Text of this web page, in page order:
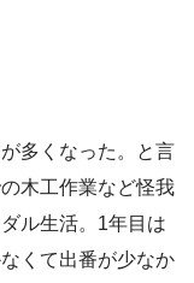
多くなった。と言
木工作業など怪我
ル生活。1年目は
くて出番が少なか